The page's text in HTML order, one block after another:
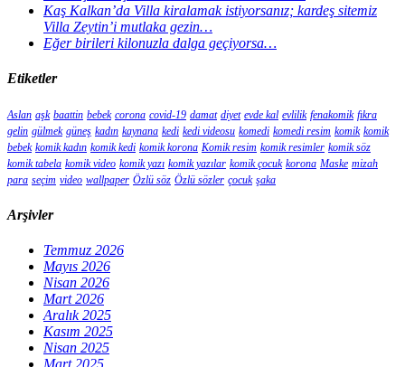
Kaş Kalkan’da Villa kiralamak istiyorsanız; kardeş sitemiz
Villa Zeytin’i mutlaka gezin…
Eğer birileri kilonuzla dalga geçiyorsa…
Etiketler
Aslan aşk baattin bebek corona covid-19 damat diyet evde kal evlilik fenakomik fıkra
gelin gülmek güneş kadın kaynana kedi kedi videosu komedi komedi resim komik komik
bebek komik kadın komik kedi komik korona Komik resim komik resimler komik söz
komik tabela komik video komik yazı komik yazılar komik çocuk korona Maske mizah
para seçim video wallpaper Özlü söz Özlü sözler çocuk şaka
Arşivler
Temmuz 2026
Mayıs 2026
Nisan 2026
Mart 2026
Aralık 2025
Kasım 2025
Nisan 2025
Mart 2025